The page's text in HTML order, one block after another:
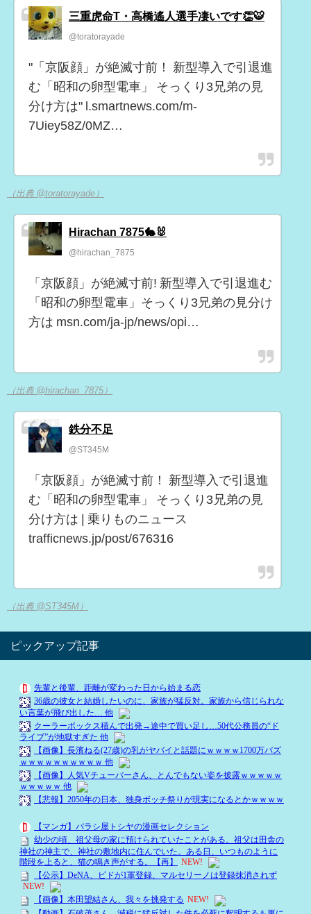
三重虎命T・高橋遙人選手凄いです👏🐯
@toratorayade
"「京阪顔」が絶滅寸前！ 新型導入で引退進
む「昭和の卵型電車」 そっくり3兄弟の見
分け方は" l.smartnews.com/m-
7Uiey58Z/0MZ…
（出典 @toratorayade）
Hirachan 7875🐇🐰
@hirachan_7875
「京阪顔」が絶滅寸前! 新型導入で引退進む
「昭和の卵型電車」そっくり3兄弟の見分け
方は msn.com/ja-jp/news/opi…
（出典 @hirachan_7875）
鉄分不足
@ST345M
「京阪顔」が絶滅寸前！ 新型導入で引退進
む「昭和の卵型電車」 そっくり3兄弟の見
分け方は | 乗りものニュース
trafficnews.jp/post/676316
（出典 @ST345M）
ピックアップ記事